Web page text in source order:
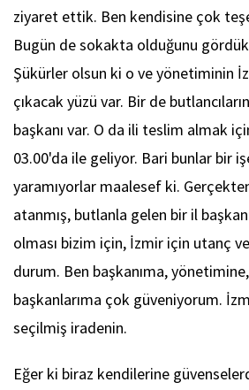
ziyaret ettik. Ben kendisine çok
Bugün de sokakta olduğunu
Şükürler olsun ki o ve yönetiminin
çıkacak yüzü var. Bir de
başkanı var. O da ili teslim almak
03.00'da ile geliyor. Bari bunlar bir
yaramıyorlar maalesef ki.
atanmış, butlanla gelen bir il
olması bizim için, İzmir için utanç
durum. Ben başkanıma,
başkanlarıma çok güveniyorum.
seçilmiş iradenin.
Eğer ki biraz kendilerine